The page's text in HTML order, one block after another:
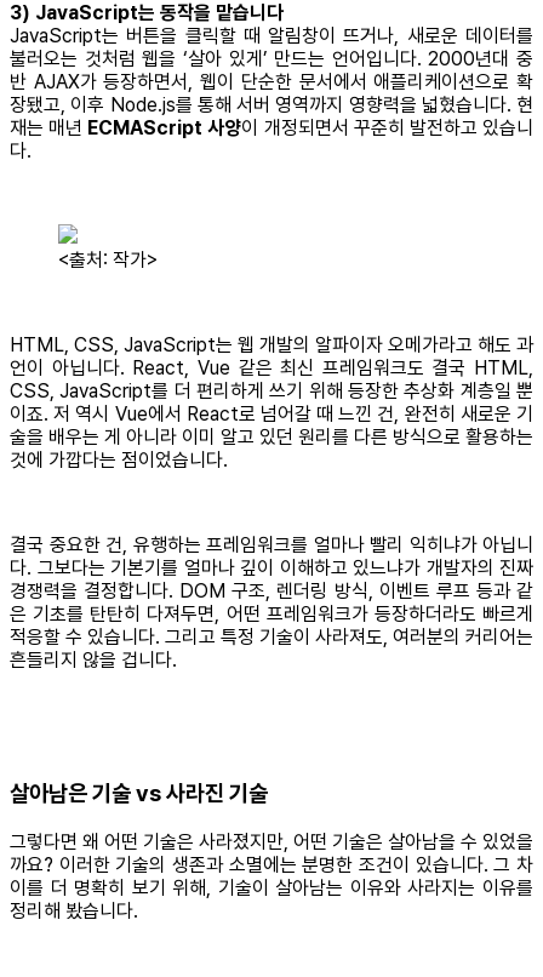
3) JavaScript는 동작을 맡습니다
JavaScript는 버튼을 클릭할 때 알림창이 뜨거나, 새로운 데이터를
불러오는 것처럼 웹을 ‘살아 있게’ 만드는 언어입니다. 2000년대 중
반 AJAX가 등장하면서, 웹이 단순한 문서에서 애플리케이션으로 확
장됐고, 이후 Node.js를 통해 서버 영역까지 영향력을 넓혔습니다. 현
재는 매년 ECMAScript 사양이 개정되면서 꾸준히 발전하고 있습니
다.
<출처: 작가>
HTML, CSS, JavaScript는 웹 개발의 알파이자 오메가라고 해도 과
언이 아닙니다. React, Vue 같은 최신 프레임워크도 결국 HTML,
CSS, JavaScript를 더 편리하게 쓰기 위해 등장한 추상화 계층일 뿐
이죠. 저 역시 Vue에서 React로 넘어갈 때 느낀 건, 완전히 새로운 기
술을 배우는 게 아니라 이미 알고 있던 원리를 다른 방식으로 활용하는
것에 가깝다는 점이었습니다.
결국 중요한 건, 유행하는 프레임워크를 얼마나 빨리 익히냐가 아닙니
다. 그보다는 기본기를 얼마나 깊이 이해하고 있느냐가 개발자의 진짜
경쟁력을 결정합니다. DOM 구조, 렌더링 방식, 이벤트 루프 등과 같
은 기초를 탄탄히 다져두면, 어떤 프레임워크가 등장하더라도 빠르게
적응할 수 있습니다. 그리고 특정 기술이 사라져도, 여러분의 커리어는
흔들리지 않을 겁니다.
살아남은 기술 vs 사라진 기술
그렇다면 왜 어떤 기술은 사라졌지만, 어떤 기술은 살아남을 수 있었을
까요? 이러한 기술의 생존과 소멸에는 분명한 조건이 있습니다. 그 차
이를 더 명확히 보기 위해, 기술이 살아남는 이유와 사라지는 이유를
정리해 봤습니다.